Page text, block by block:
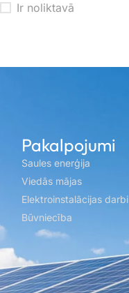
Ir noliktavā
Pakalpojumi
Saules enerģija
Viedās mājas
Elektroinstalācijas darbi
Būvniecība